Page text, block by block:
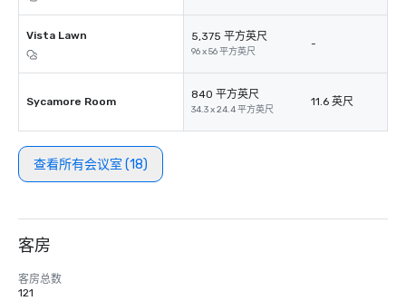
Vista Lawn 5,375 平方英尺
96 x 56 平方英尺
-
Sycamore Room
840 平方英尺
34.3 x 24.4 平方英尺
11.6 英尺
查看所有会议室 (18)
客房
客房总数
121